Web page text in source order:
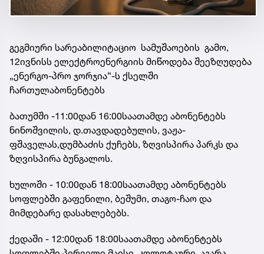
გეგმიური სარეაბილიტაციო სამუშაოების გამო,
12ივნისს ელექტროენერგიის მიწოდება შეეზღუდება
„ენერგო-პრო ჯორჯია“-ს ქსელში
ჩართულაბონენტებს
ბათუმში -11:00დან 16:00საათამდე აბონენტებს
ნინოშვილის, დ.თავდადებულის, ვაჟა-
ფშაველას,დუმბაძის ქუჩებს, ზღვისპირა პარკს და
ზღვისპირა ბუნგალოს.
ხულოში - 10:00დან 18:00საათამდე აბონენტებს
სოფლებში გაფენილი, ბეშუმი, თაგო-ჩაო და
მიმდებარე დასახლებებს.
ქედაში - 12:00დან 18:00საათამდე აბონენტებს